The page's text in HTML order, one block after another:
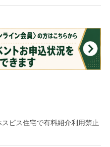
ピス住宅で有料紹介利用禁止